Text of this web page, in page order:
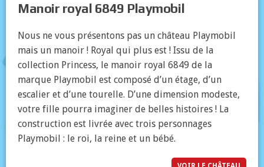
Manoir royal 6849 Playmobil
Nous ne vous présentons pas un château Playmobil
mais un manoir ! Royal qui plus est ! Issu de la
collection Princess, le manoir royal 6849 de la
marque Playmobil est composé d’un étage, d’un
escalier et d’une tourelle. D’une dimension modeste,
votre fille pourra imaginer de belles histoires ! La
construction est livrée avec trois personnages
Playmobil : le roi, la reine et un bébé.